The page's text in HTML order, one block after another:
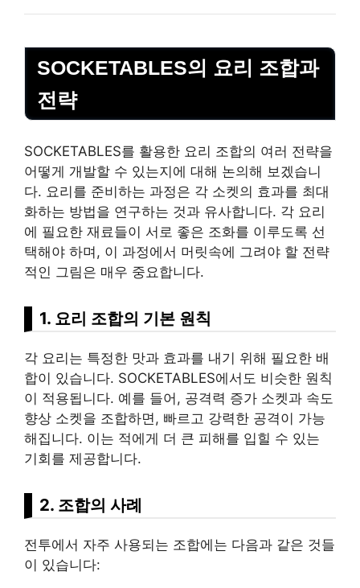
SOCKETABLES의 요리 조합과
전략
SOCKETABLES를 활용한 요리 조합의 여러 전략을
어떻게 개발할 수 있는지에 대해 논의해 보겠습니
다. 요리를 준비하는 과정은 각 소켓의 효과를 최대
화하는 방법을 연구하는 것과 유사합니다. 각 요리
에 필요한 재료들이 서로 좋은 조화를 이루도록 선
택해야 하며, 이 과정에서 머릿속에 그려야 할 전략
적인 그림은 매우 중요합니다.
1. 요리 조합의 기본 원칙
각 요리는 특정한 맛과 효과를 내기 위해 필요한 배
합이 있습니다. SOCKETABLES에서도 비슷한 원칙
이 적용됩니다. 예를 들어, 공격력 증가 소켓과 속도
향상 소켓을 조합하면, 빠르고 강력한 공격이 가능
해집니다. 이는 적에게 더 큰 피해를 입힐 수 있는
기회를 제공합니다.
2. 조합의 사례
전투에서 자주 사용되는 조합에는 다음과 같은 것들
이 있습니다: